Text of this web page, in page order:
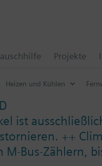
Projekte
Heizen und Kühlen
ist
++
M-Bus-Zählern,